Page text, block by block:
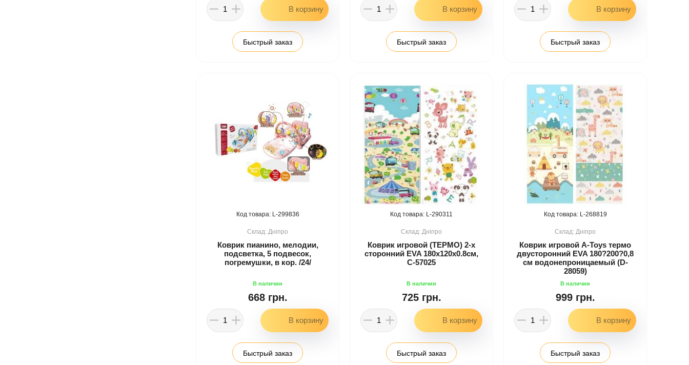
Быстрый заказ Быстрый заказ Быстрый заказ
299836
Дніпро
Коврик пианино, мелодии,
подсветка, 5 подвесок,
погремушки, в кор. /24/
668 грн.
Быстрый заказ
290311
Дніпро
Коврик игровой (ТЕРМО) 2-х
сторонний EVA 180х120х0.8см,
C-57025
725 грн.
Быстрый заказ
268819
Дніпро
Коврик игровой A-Toys термо
двусторонний EVA 180?200?0,8
см водонепроницаемый (D-
28059)
999 грн.
Быстрый заказ